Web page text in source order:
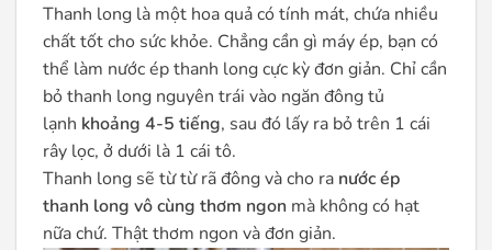
Thanh long là một hoa quả có tính mát, chứa nhiều
chất tốt cho sức khỏe. Chẳng cần gì máy ép, bạn có
thể làm nước ép thanh long cực kỳ đơn giản. Chỉ cần
bỏ thanh long nguyên trái vào ngăn đông tủ
lạnh khoảng 4-5 tiếng, sau đó lấy ra bỏ trên 1 cái
rây lọc, ở dưới là 1 cái tô.
Thanh long sẽ từ từ rã đông và cho ra nước ép
thanh long vô cùng thơm ngon mà không có hạt
nữa chứ. Thật thơm ngon và đơn giản.